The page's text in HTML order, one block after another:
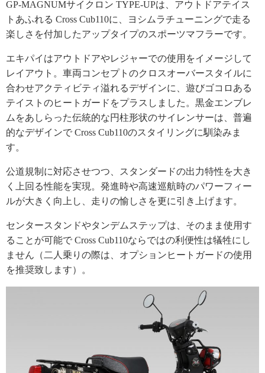
GP-MAGNUMサイクロン TYPE-UPは、アウトドアテイス
トあふれる Cross Cub110に、ヨシムラチューニングで走る
楽しさを付加したアップタイプのスポーツマフラーです。
エキパイはアウトドアやレジャーでの使用をイメージして
レイアウト。車両コンセプトのクロスオーバースタイルに
合わせアクティビティ溢れるデザインに、遊びゴコロある
テイストのヒートガードをプラスしました。黒金エンブレ
ムをあしらった伝統的な円柱形状のサイレンサーは、普遍
的なデザインで Cross Cub110のスタイリングに馴染みま
す。
公道規制に対応させつつ、スタンダードの出力特性を大き
く上回る性能を実現。発進時や高速巡航時のパワーフィー
ルが大きく向上し、走りの愉しさを更に引き上げます。
センタースタンドやタンデムステップは、そのまま使用す
ることが可能で Cross Cub110ならではの利便性は犠牲にし
ません（二人乗りの際は、オプションヒートガードの使用
を推奨致します）。